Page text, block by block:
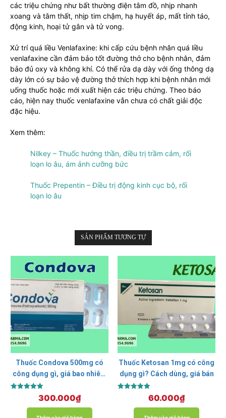
các triệu chứng như bất thường điện tâm đồ, nhịp nhanh
xoang và tâm thất, nhịp tim chậm, hạ huyết áp, mất tỉnh táo,
động kinh, hoại tử gân và tử vong.
Xử trí quá liều Venlafaxine: khi cấp cứu bệnh nhân quá liều
venlafaxine cần đảm bảo tốt đường thở cho bệnh nhân, đảm
bảo đủ oxy và không khí. Có thể rửa dạ dày với ống thông dạ
dày lớn có sự bảo vệ đường thở thích hợp khi bệnh nhân mới
uống thuốc hoặc mới xuất hiện các triệu chứng. Theo báo
cáo, hiện nay thuốc venlafaxine vẫn chưa có chất giải độc
đặc hiệu.
Xem thêm:
Nilkey – Thuốc hướng thần, điều trị trầm cảm, rối
loạn lo âu, ám ảnh cưỡng bức
Thuốc Prepentin – Điều trị động kinh cục bộ, rối
loạn lo âu
SẢN PHẨM TƯƠNG TỰ
Thuốc Condova 500mg có
công dụng gì, giá bao nhiêu,
mua ở đâu?
Được xếp
5.00
300.000₫
Thuốc Ketosan 1mg có công
dụng gì? Cách dùng, giá bán
5.00
60.000₫